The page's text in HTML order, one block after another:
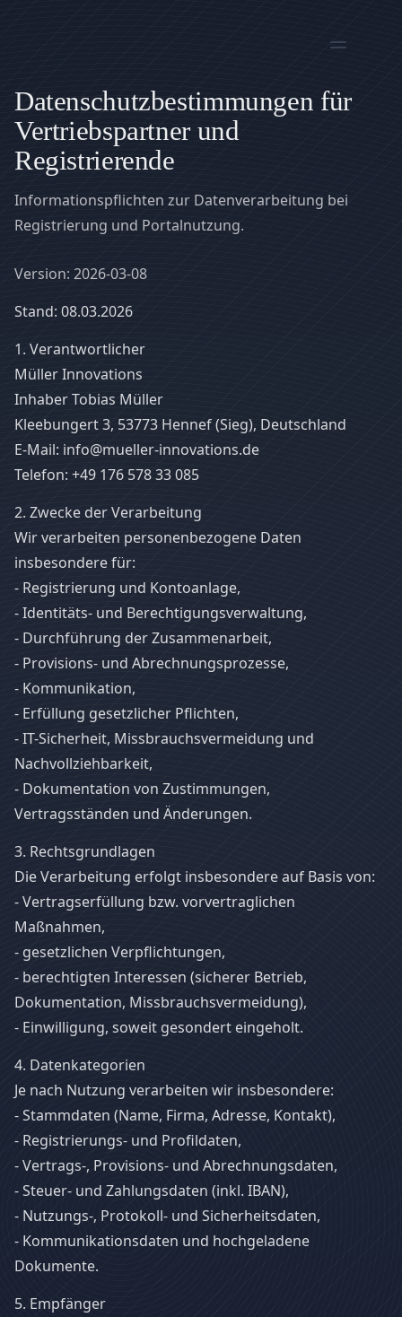
Datenschutzbestimmungen für
Vertriebspartner und
Registrierende
Informationspflichten zur Datenverarbeitung bei
Registrierung und Portalnutzung.
Version: 2026-03-08
Stand: 08.03.2026
1. Verantwortlicher
Müller Innovations
Inhaber Tobias Müller
Kleebungert 3, 53773 Hennef (Sieg), Deutschland
E-Mail: info@mueller-innovations.de
Telefon: +49 176 578 33 085
2. Zwecke der Verarbeitung
Wir verarbeiten personenbezogene Daten
insbesondere für:
- Registrierung und Kontoanlage,
- Identitäts- und Berechtigungsverwaltung,
- Durchführung der Zusammenarbeit,
- Provisions- und Abrechnungsprozesse,
- Kommunikation,
- Erfüllung gesetzlicher Pflichten,
- IT-Sicherheit, Missbrauchsvermeidung und
Nachvollziehbarkeit,
- Dokumentation von Zustimmungen,
Vertragsständen und Änderungen.
3. Rechtsgrundlagen
Die Verarbeitung erfolgt insbesondere auf Basis von:
- Vertragserfüllung bzw. vorvertraglichen
Maßnahmen,
- gesetzlichen Verpflichtungen,
- berechtigten Interessen (sicherer Betrieb,
Dokumentation, Missbrauchsvermeidung),
- Einwilligung, soweit gesondert eingeholt.
4. Datenkategorien
Je nach Nutzung verarbeiten wir insbesondere:
- Stammdaten (Name, Firma, Adresse, Kontakt),
- Registrierungs- und Profildaten,
- Vertrags-, Provisions- und Abrechnungsdaten,
- Steuer- und Zahlungsdaten (inkl. IBAN),
- Nutzungs-, Protokoll- und Sicherheitsdaten,
- Kommunikationsdaten und hochgeladene
Dokumente.
5. Empfänger